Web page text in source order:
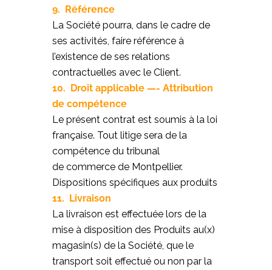
9. Référence
La Société pourra, dans le cadre de
ses activités, faire référence à
l’existence de ses relations
contractuelles avec le Client.
10. Droit applicable —- Attribution
de compétence
Le présent contrat est soumis à la loi
française. Tout litige sera de la
compétence du tribunal
de commerce de Montpellier.
Dispositions spécifiques aux produits
11. Livraison
La livraison est effectuée lors de la
mise à disposition des Produits au(x)
magasin(s) de la Société, que le
transport soit effectué ou non par la